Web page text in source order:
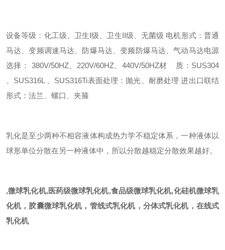
设备等级：化工级、卫生I级、卫生II级、无菌级 电机形式：普通
马达、变频调速马达、防爆马达、变频防爆马达、气动马达电源
选择： 380V/50HZ、220V/60HZ、440V/50HZ材 质：SUS304
、SUS316L 、SUS316Ti表面处理：抛光、耐磨处理进出口联结
形式：法兰、螺口、夹箍
乳化是至少两种不相容液体构成热力学不稳定体系，一种液体以
球形单位分散在另一种液体中，所以分散越稳定分散效果越好。
,微球乳化机,医药级微球乳化机,食品级微球乳化机,化硅机微球乳
化机，胶囊微球乳化机，管线式乳化机，分体式乳化机，在线式
乳化机